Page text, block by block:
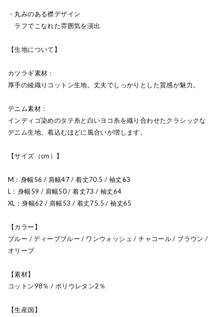
・丸みのある襟デザイン
ラフでこなれた雰囲気を演出
【生地について】
カツラギ素材：
厚手の綾織りコットン生地。丈夫でしっかりとした質感が魅力。
デニム素材：
インディゴ染めのタテ糸と白いヨコ糸を織り合わせたクラシックな
デニム生地。着込むほどに風合いが増します。
【サイズ（cm）】
M：身幅56 / 肩幅47 / 着丈70.5 / 袖丈63
L：身幅59 / 肩幅50 / 着丈73 / 袖丈64
XL：身幅62 / 肩幅53 / 着丈75.5 / 袖丈65
【カラー】
ブルー / ディープブルー / ワンウォッシュ / チャコール / ブラウン /
オリーブ
【素材】
コットン98％ / ポリウレタン2％
【生産国】